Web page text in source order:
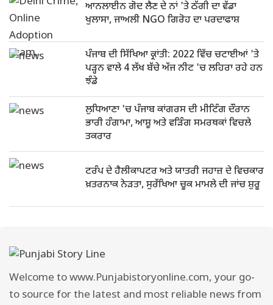
ਆਨਲਾਈਨ ਗੋਦ ਲੈਣ ਦੇ ਨਾਂ 'ਤੇ ਠੱਗੀ ਦਾ ਵੱਡਾ
ਖੁਲਾਸਾ, ਜਾਅਲੀ NGO ਗਿਰੋਹ ਦਾ ਪਰਦਾਫਾਸ਼
ਪੰਜਾਬ ਦੀ ਸਿੱਖਿਆ ਕ੍ਰਾਂਤੀ: 2022 ਵਿੱਚ ਚਟਾਈਆਂ 'ਤੇ
ਪੜ੍ਹਨ ਵਾਲੇ 4 ਲੱਖ ਬੱਚੇ ਅੱਜ ਨੀਟ 'ਚ ਲਹਿਰਾ ਰਹੇ ਹਨ
ਝੰਡੇ
ਲੁਧਿਆਣਾ 'ਚ ਪੰਜਾਬ ਕਾਂਗਰਸ ਦੀ ਮੀਟਿੰਗ ਦੌਰਾਨ
ਭਾਰੀ ਹੰਗਾਮਾ, ਆਸ਼ੂ ਅਤੇ ਵੜਿੰਗ ਸਮਰਥਕਾਂ ਵਿਚਲੇ
ਤਕਰਾਰ
ਟਰੰਪ ਦੇ ਹੈਲੀਕਾਪਟਰ ਅਤੇ ਯਾਤਰੀ ਜਹਾਜ਼ ਦੇ ਵਿਚਕਾਰ
ਖ਼ਤਰਨਾਕ ਨੇੜਤਾ, ਸੁਰੱਖਿਆ ਚੂਕ ਮਾਮਲੇ ਦੀ ਜਾਂਚ ਸ਼ੁਰੂ
Welcome to www.Punjabistoryonline.com, your go-
to source for the latest and most reliable news from